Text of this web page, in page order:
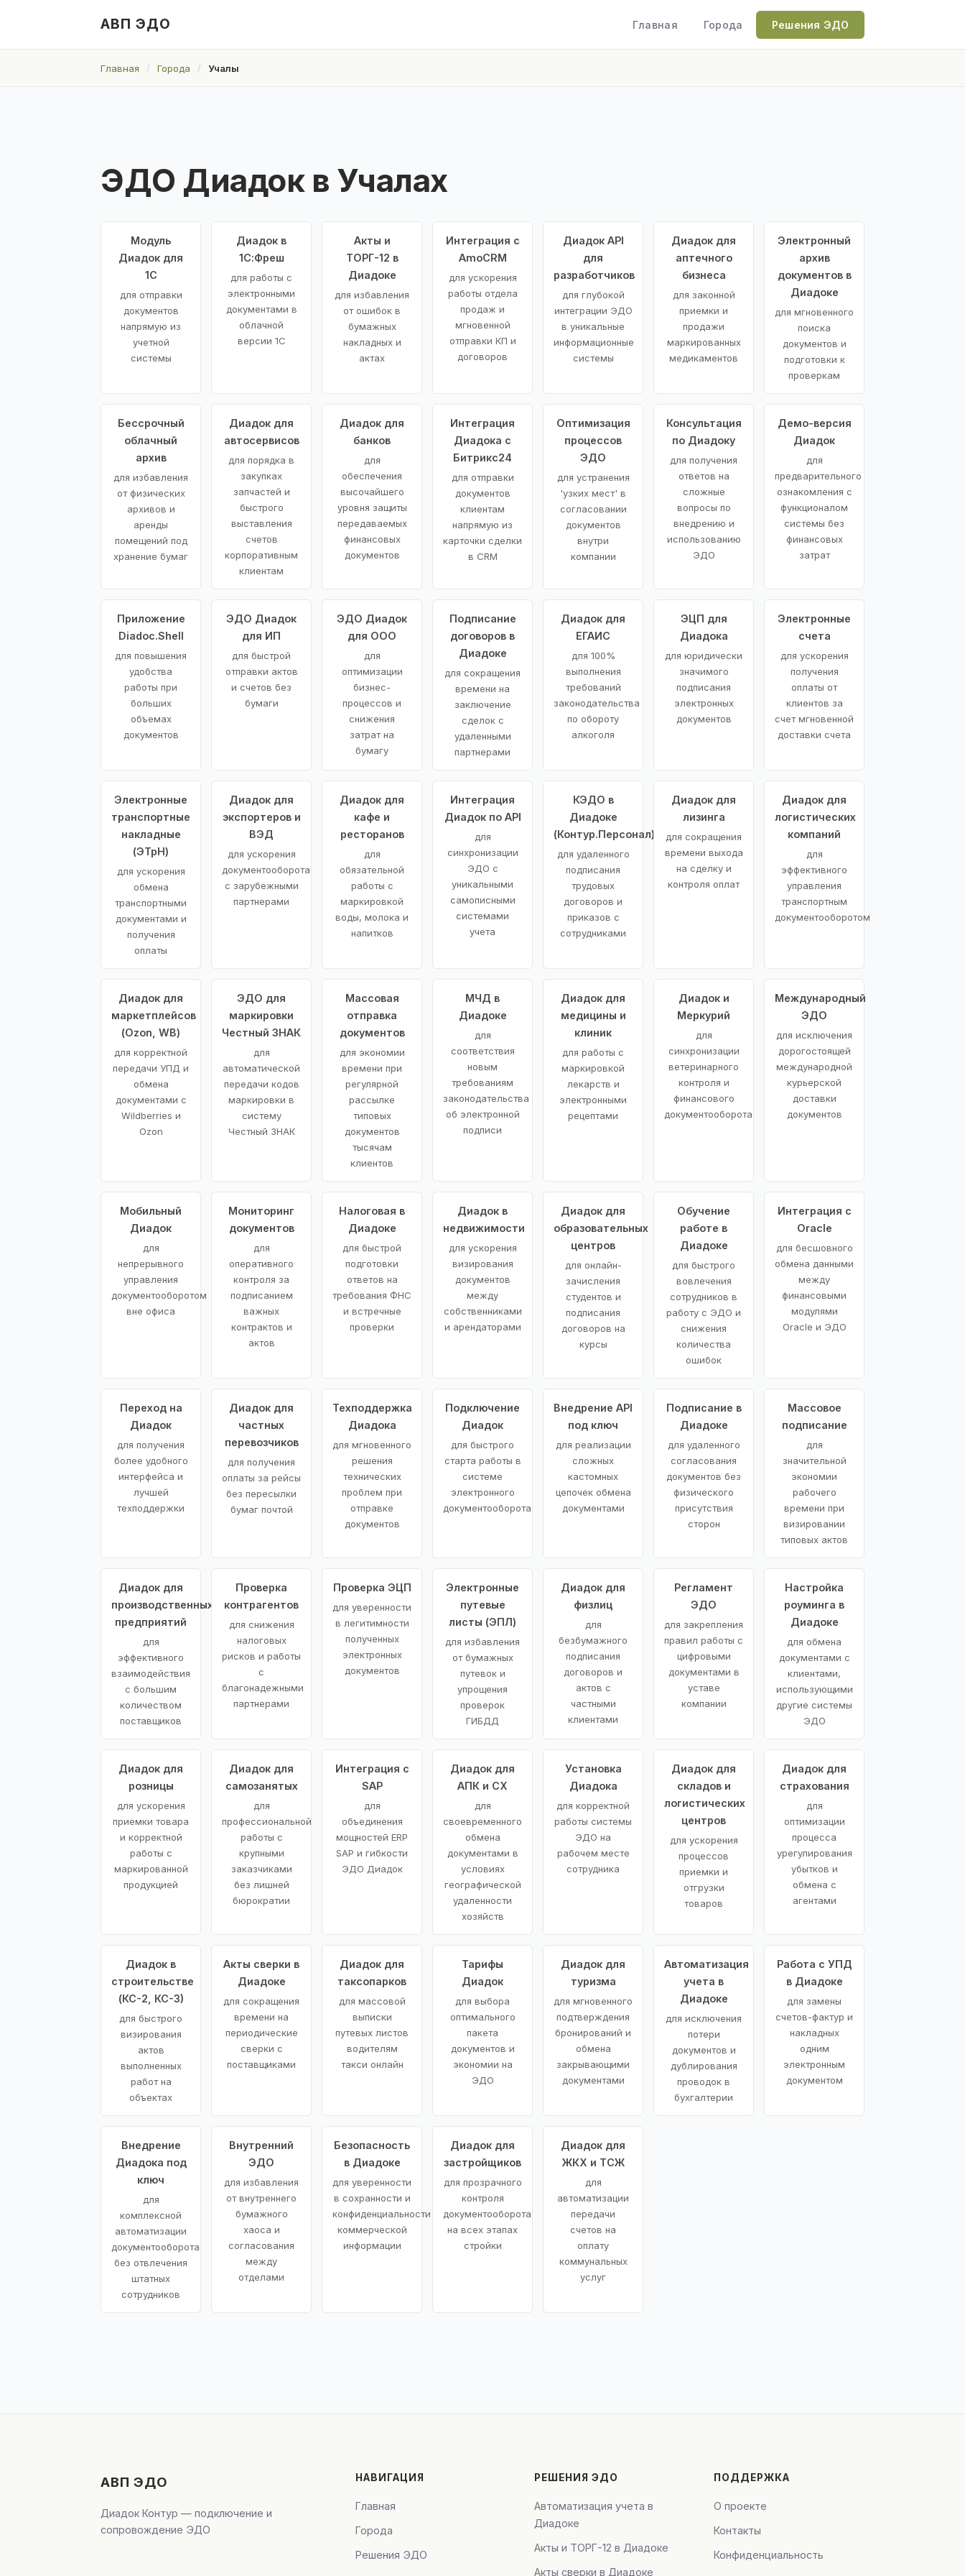
АВП ЭДО Главная Города Решения ЭДО
Главная Города Учалы
ЭДО Диадок в Учалах
Модуль
Диадок для
1С
для отправки
документов
напрямую из
учетной
системы
Диадок в
1С:Фреш
для работы с
электронными
документами в
облачной
версии 1С
Акты и
ТОРГ-12 в
Диадоке
для избавления
от ошибок в
бумажных
накладных и
актах
Интеграция с
AmoCRM
для ускорения
работы отдела
продаж и
мгновенной
отправки КП и
договоров
Диадок API
для
разработчиков
для глубокой
интеграции ЭДО
в уникальные
информационные
системы
Диадок для
аптечного
бизнеса
для законной
приемки и
продажи
маркированных
медикаментов
Электронный
архив
документов в
Диадоке
для мгновенного
поиска
документов и
подготовки к
проверкам
Бессрочный
облачный
архив
для избавления
от физических
архивов и
аренды
помещений под
хранение бумаг
Диадок для
автосервисов
для порядка в
закупках
запчастей и
быстрого
выставления
счетов
корпоративным
клиентам
Диадок для
банков
для
обеспечения
высочайшего
уровня защиты
передаваемых
финансовых
документов
Интеграция
Диадока с
Битрикс24
для отправки
документов
клиентам
напрямую из
карточки сделки
в CRM
Оптимизация
процессов
ЭДО
для устранения
'узких мест' в
согласовании
документов
внутри
компании
Консультация
по Диадоку
для получения
ответов на
сложные
вопросы по
внедрению и
использованию
ЭДО
Демо-версия
Диадок
для
предварительного
ознакомления с
функционалом
системы без
финансовых
затрат
Приложение
Diadoc.Shell
для повышения
удобства
работы при
больших
объемах
документов
ЭДО Диадок
для ИП
для быстрой
отправки актов
и счетов без
бумаги
ЭДО Диадок
для ООО
для
оптимизации
бизнес-
процессов и
снижения
затрат на
бумагу
Подписание
договоров в
Диадоке
для сокращения
времени на
заключение
сделок с
удаленными
партнерами
Диадок для
ЕГАИС
для 100%
выполнения
требований
законодательства
по обороту
алкоголя
ЭЦП для
Диадока
для юридически
значимого
подписания
электронных
документов
Электронные
счета
для ускорения
получения
оплаты от
клиентов за
счет мгновенной
доставки счета
Электронные
транспортные
накладные
(ЭТрН)
для ускорения
обмена
транспортными
документами и
получения
оплаты
Диадок для
экспортеров и
ВЭД
для ускорения
документооборота
с зарубежными
партнерами
Диадок для
кафе и
ресторанов
для
обязательной
работы с
маркировкой
воды, молока и
напитков
Интеграция
Диадок по API
для
синхронизации
ЭДО с
уникальными
самописными
системами
учета
КЭДО в
Диадоке
(Контур.Персонал)
для удаленного
подписания
трудовых
договоров и
приказов с
сотрудниками
Диадок для
лизинга
для сокращения
времени выхода
на сделку и
контроля оплат
Диадок для
логистических
компаний
для
эффективного
управления
транспортным
документооборотом
Диадок для
маркетплейсов
(Ozon, WB)
для корректной
передачи УПД и
обмена
документами с
Wildberries и
Ozon
ЭДО для
маркировки
Честный ЗНАК
для
автоматической
передачи кодов
маркировки в
систему
Честный ЗНАК
Массовая
отправка
документов
для экономии
времени при
регулярной
рассылке
типовых
документов
тысячам
клиентов
МЧД в
Диадоке
для
соответствия
новым
требованиям
законодательства
об электронной
подписи
Диадок для
медицины и
клиник
для работы с
маркировкой
лекарств и
электронными
рецептами
Диадок и
Меркурий
для
синхронизации
ветеринарного
контроля и
финансового
документооборота
Международный
ЭДО
для исключения
дорогостоящей
международной
курьерской
доставки
документов
Мобильный
Диадок
для
непрерывного
управления
документооборотом
вне офиса
Мониторинг
документов
для
оперативного
контроля за
подписанием
важных
контрактов и
актов
Налоговая в
Диадоке
для быстрой
подготовки
ответов на
требования ФНС
и встречные
проверки
Диадок в
недвижимости
для ускорения
визирования
документов
между
собственниками
и арендаторами
Диадок для
образовательных
центров
для онлайн-
зачисления
студентов и
подписания
договоров на
курсы
Обучение
работе в
Диадоке
для быстрого
вовлечения
сотрудников в
работу с ЭДО и
снижения
количества
ошибок
Интеграция с
Oracle
для бесшовного
обмена данными
между
финансовыми
модулями
Oracle и ЭДО
Переход на
Диадок
для получения
более удобного
интерфейса и
лучшей
техподдержки
Диадок для
частных
перевозчиков
для получения
оплаты за рейсы
без пересылки
бумаг почтой
Техподдержка
Диадока
для мгновенного
решения
технических
проблем при
отправке
документов
Подключение
Диадок
для быстрого
старта работы в
системе
электронного
документооборота
Внедрение API
под ключ
для реализации
сложных
кастомных
цепочек обмена
документами
Подписание в
Диадоке
для удаленного
согласования
документов без
физического
присутствия
сторон
Массовое
подписание
для
значительной
экономии
рабочего
времени при
визировании
типовых актов
Диадок для
производственных
предприятий
для
эффективного
взаимодействия
с большим
количеством
поставщиков
Проверка
контрагентов
для снижения
налоговых
рисков и работы
с
благонадежными
партнерами
Проверка ЭЦП
для уверенности
в легитимности
полученных
электронных
документов
Электронные
путевые
листы (ЭПЛ)
для избавления
от бумажных
путевок и
упрощения
проверок
ГИБДД
Диадок для
физлиц
для
безбумажного
подписания
договоров и
актов с
частными
клиентами
Регламент
ЭДО
для закрепления
правил работы с
цифровыми
документами в
уставе
компании
Настройка
роуминга в
Диадоке
для обмена
документами с
клиентами,
использующими
другие системы
ЭДО
Диадок для
розницы
для ускорения
приемки товара
и корректной
работы с
маркированной
продукцией
Диадок для
самозанятых
для
профессиональной
работы с
крупными
заказчиками
без лишней
бюрократии
Интеграция с
SAP
для
объединения
мощностей ERP
SAP и гибкости
ЭДО Диадок
Диадок для
АПК и СХ
для
своевременного
обмена
документами в
условиях
географической
удаленности
хозяйств
Установка
Диадока
для корректной
работы системы
ЭДО на
рабочем месте
сотрудника
Диадок для
складов и
логистических
центров
для ускорения
процессов
приемки и
отгрузки
товаров
Диадок для
страхования
для
оптимизации
процесса
урегулирования
убытков и
обмена с
агентами
Диадок в
строительстве
(КС-2, КС-3)
для быстрого
визирования
актов
выполненных
работ на
объектах
Акты сверки в
Диадоке
для сокращения
времени на
периодические
сверки с
поставщиками
Диадок для
таксопарков
для массовой
выписки
путевых листов
водителям
такси онлайн
Тарифы
Диадок
для выбора
оптимального
пакета
документов и
экономии на
ЭДО
Диадок для
туризма
для мгновенного
подтверждения
бронирований и
обмена
закрывающими
документами
Автоматизация
учета в
Диадоке
для исключения
потери
документов и
дублирования
проводок в
бухгалтерии
Работа с УПД
в Диадоке
для замены
счетов-фактур и
накладных
одним
электронным
документом
Внедрение
Диадока под
ключ
для
комплексной
автоматизации
документооборота
без отвлечения
штатных
сотрудников
Внутренний
ЭДО
для избавления
от внутреннего
бумажного
хаоса и
согласования
между
отделами
Безопасность
в Диадоке
для уверенности
в сохранности и
конфиденциальности
коммерческой
информации
Диадок для
застройщиков
для прозрачного
контроля
документооборота
на всех этапах
стройки
Диадок для
ЖКХ и ТСЖ
для
автоматизации
передачи
счетов на
оплату
коммунальных
услуг
АВП ЭДО
Диадок Контур — подключение и
сопровождение ЭДО
НАВИГАЦИЯ
Главная
Города
Решения ЭДО
РЕШЕНИЯ ЭДО
Автоматизация учета в
Диадоке
Акты и ТОРГ-12 в Диадоке
Акты сверки в Диадоке
ПОДДЕРЖКА
О проекте
Контакты
Конфиденциальность